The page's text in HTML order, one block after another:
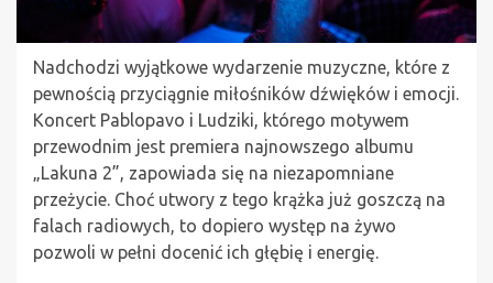
Nadchodzi wyjątkowe wydarzenie muzyczne, które z
pewnością przyciągnie miłośników dźwięków i emocji.
Koncert Pablopavo i Ludziki, którego motywem
przewodnim jest premiera najnowszego albumu
„Lakuna 2”, zapowiada się na niezapomniane
przeżycie. Choć utwory z tego krążka już goszczą na
falach radiowych, to dopiero występ na żywo
pozwoli w pełni docenić ich głębię i energię.